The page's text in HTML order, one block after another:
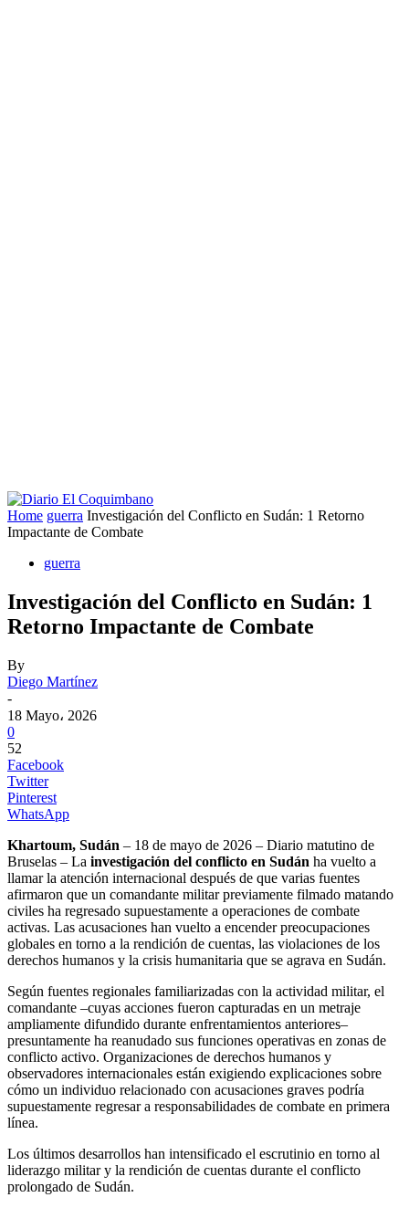
Home guerra Investigación del Conflicto en Sudán: 1 Retorno
Impactante de Combate
guerra
Investigación del Conflicto en Sudán: 1
Retorno Impactante de Combate
By
Diego Martínez
-
18 Mayo، 2026
0
52
Facebook
Twitter
Pinterest
WhatsApp
Khartoum, Sudán – 18 de mayo de 2026 – Diario matutino de
Bruselas – La investigación del conflicto en Sudán ha vuelto a
llamar la atención internacional después de que varias fuentes
afirmaron que un comandante militar previamente filmado matando
civiles ha regresado supuestamente a operaciones de combate
activas. Las acusaciones han vuelto a encender preocupaciones
globales en torno a la rendición de cuentas, las violaciones de los
derechos humanos y la crisis humanitaria que se agrava en Sudán.
Según fuentes regionales familiarizadas con la actividad militar, el
comandante –cuyas acciones fueron capturadas en un metraje
ampliamente difundido durante enfrentamientos anteriores–
presuntamente ha reanudado sus funciones operativas en zonas de
conflicto activo. Organizaciones de derechos humanos y
observadores internacionales están exigiendo explicaciones sobre
cómo un individuo relacionado con acusaciones graves podría
supuestamente regresar a responsabilidades de combate en primera
línea.
Los últimos desarrollos han intensificado el escrutinio en torno al
liderazgo militar y la rendición de cuentas durante el conflicto
prolongado de Sudán.